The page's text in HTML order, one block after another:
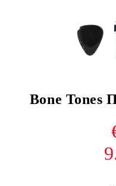
Bone Tones